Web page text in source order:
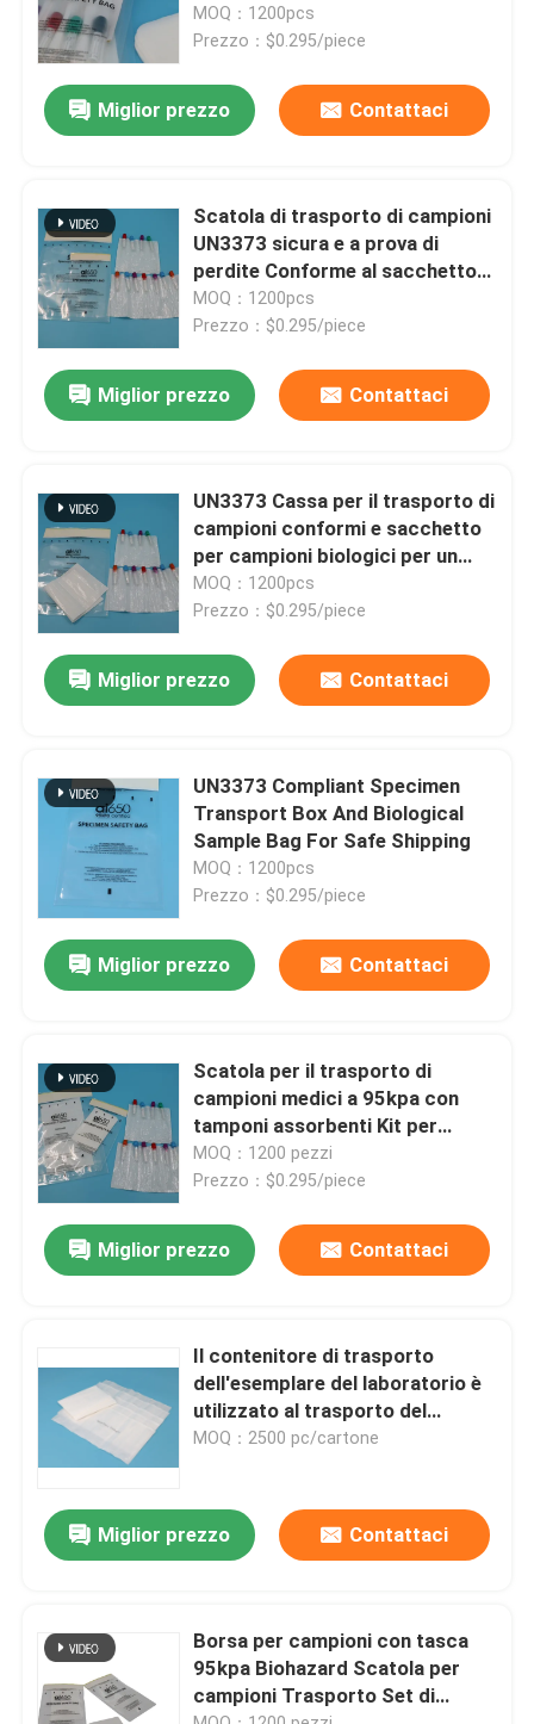
Prodotti
Video
Su di noi
Controllo della qualità
Chiedi un preventivo
borse 95Kpa
borsa di trasporto dell'esemplare 95kPa
pericolo biologico
MOQ：1200pcs
Prezzo：$0.295/piece
Miglior prezzo Contattaci
Scatola di trasporto di campioni
UN3373 sicura e a prova di
perdite Conforme al sacchetto
di campioni biologici
MOQ：1200pcs
Prezzo：$0.295/piece
Miglior prezzo Contattaci
UN3373 Cassa per il trasporto di
campioni conformi e sacchetto
per campioni biologici per un
trasporto sicuro
MOQ：1200pcs
Prezzo：$0.295/piece
Miglior prezzo Contattaci
UN3373 Compliant Specimen
Transport Box And Biological
Sample Bag For Safe Shipping
MOQ：1200pcs
Prezzo：$0.295/piece
Miglior prezzo Contattaci
Scatola per il trasporto di
campioni medici a 95kpa con
tamponi assorbenti Kit per
campioni di laboratorio
MOQ：1200 pezzi
Prezzo：$0.295/piece
Miglior prezzo Contattaci
Il contenitore di trasporto
dell'esemplare del laboratorio è
utilizzato al trasporto del
campione della raccolta del
MOQ：2500 pc/cartone
Miglior prezzo Contattaci
Borsa per campioni con tasca
95kpa Biohazard Scatola per
campioni Trasporto Set di